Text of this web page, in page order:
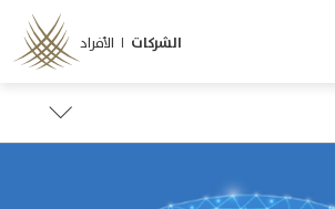
الأفراد | الشركات